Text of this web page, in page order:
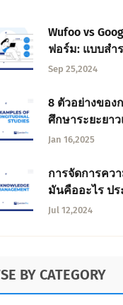
Wufoo vs
ฟอร์ม: แบบสํา
ดีที่สุดและ + ตัว
Sep 25,2024
8 ตัวอย่างของ
ศึกษาระยะยา
ประโยชน์ในกา
Jan 16,2025
การจัดการคว
มันคืออะไร ปร
และกรณีการใช้
Jul 12,2024
BY CATEGORY